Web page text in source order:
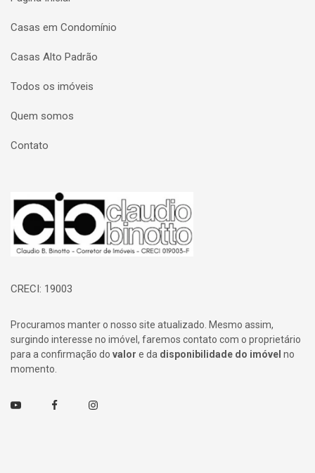
Casas em Condomínio
Casas Alto Padrão
Todos os imóveis
Quem somos
Contato
Página inicial
CRECI: 19003
Procuramos manter o nosso site atualizado. Mesmo assim,
surgindo interesse no imóvel, faremos contato com o proprietário
para a confirmação do valor e da disponibilidade do imóvel no
momento.
Youtube FacebookInstagram